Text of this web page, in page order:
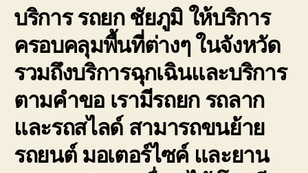
รถ
รับจ้าง
ขน
บริการ รถยก ชัยภูมิให้บริการ
ครอบคลุมพื้นที่ต่างๆ ในจังหวัด
รวมถึงบริการฉุกเฉินและบริการ
ตามคำขอ เรามีรถยก รถลาก
และรถสไลด์ สามารถขนย้าย
รถยนต์ มอเตอร์ไซค์ และยาน